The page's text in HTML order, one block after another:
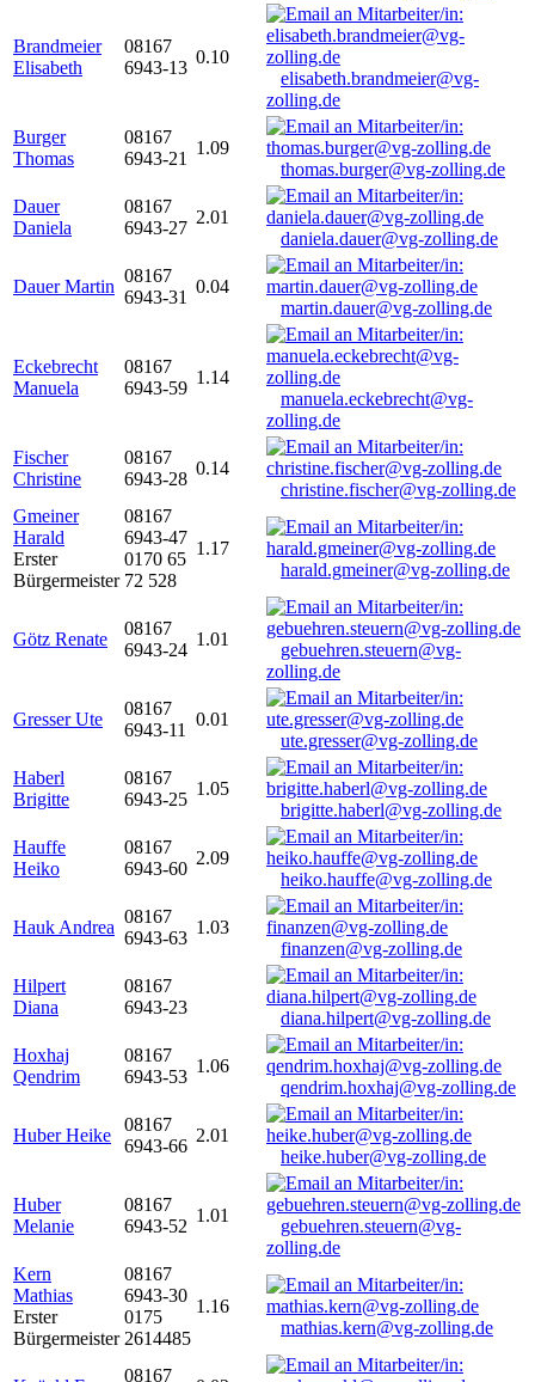
Brandmeier
Elisabeth
08167
6943-13
0.10
elisabeth.brandmeier@vg-
zolling.de
Burger
Thomas
08167
6943-21
1.09
thomas.burger@vg-zolling.de
Dauer
Daniela
08167
6943-27
2.01
daniela.dauer@vg-zolling.de
Dauer Martin
08167
6943-31
0.04
martin.dauer@vg-zolling.de
Eckebrecht
Manuela
08167
6943-59
1.14
manuela.eckebrecht@vg-
zolling.de
Fischer
Christine
08167
6943-28
0.14
christine.fischer@vg-zolling.de
Gmeiner
Harald
Erster
Bürgermeister
08167
6943-47
0170 65
72 528
1.17
harald.gmeiner@vg-zolling.de
Götz Renate
08167
6943-24
1.01
gebuehren.steuern@vg-
zolling.de
Gresser Ute
08167
6943-11
0.01
ute.gresser@vg-zolling.de
Haberl
Brigitte
08167
6943-25
1.05
brigitte.haberl@vg-zolling.de
Hauffe
Heiko
08167
6943-60
2.09
heiko.hauffe@vg-zolling.de
Hauk Andrea
08167
6943-63
1.03
finanzen@vg-zolling.de
Hilpert
Diana
08167
6943-23
diana.hilpert@vg-zolling.de
Hoxhaj
Qendrim
08167
6943-53
1.06
qendrim.hoxhaj@vg-zolling.de
Huber Heike
08167
6943-66
2.01
heike.huber@vg-zolling.de
Huber
Melanie
08167
6943-52
1.01
gebuehren.steuern@vg-
zolling.de
Kern
Mathias
Erster
Bürgermeister
08167
6943-30
0175
2614485
1.16
mathias.kern@vg-zolling.de
08167